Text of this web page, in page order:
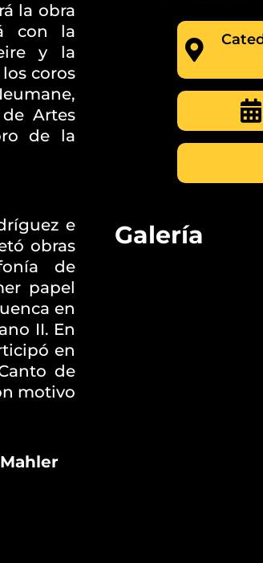
la obra
con la
y la
coros
Artes
de la
e
obras
de
papel
en
II. En
en
de
motivo
Galería